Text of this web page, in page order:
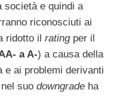
società e quindi a
riconosciuti ai
ridotto il ratingper il
a A-) a causa della
e ai problemi derivanti
nel suo downgrade ha